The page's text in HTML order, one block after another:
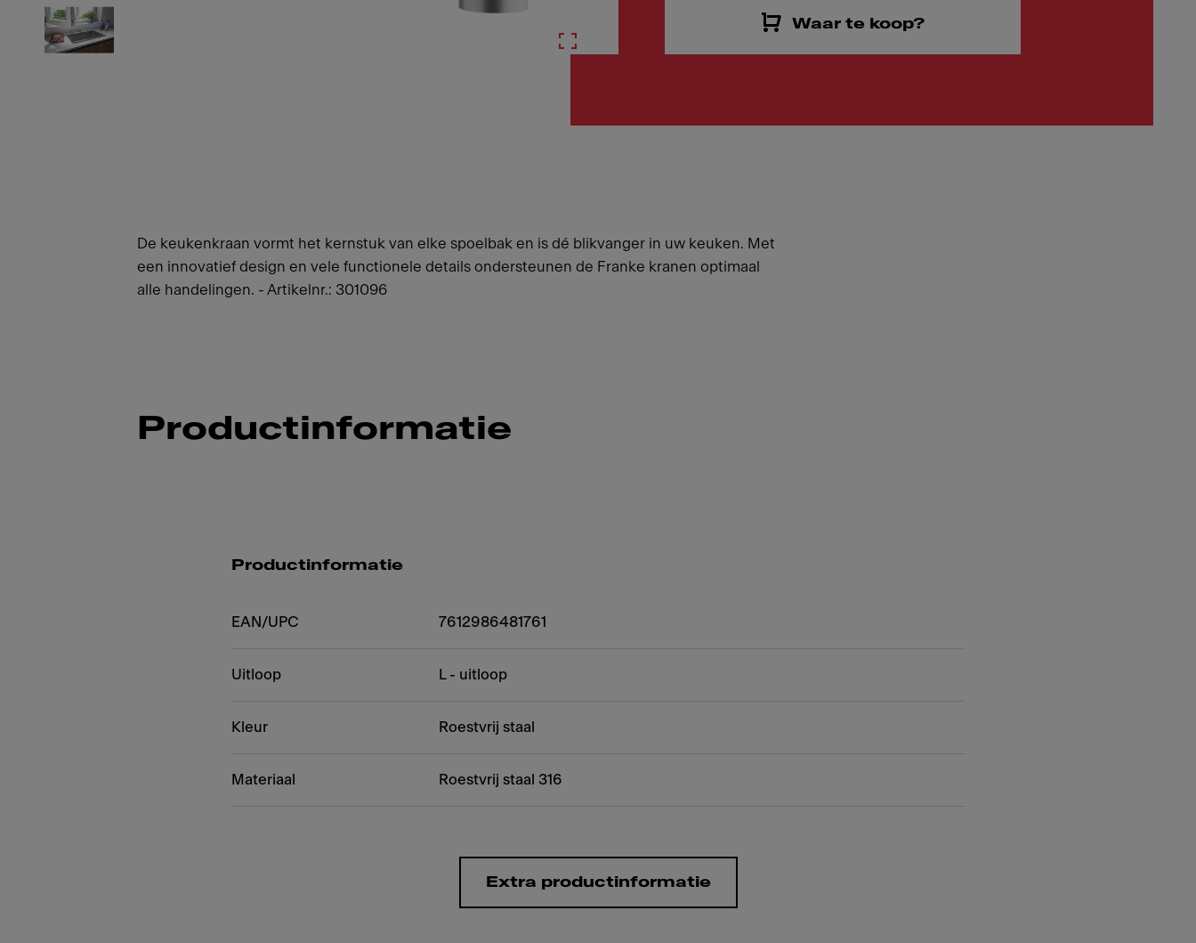
Waar te koop?
De keukenkraan vormt het kernstuk van elke spoelbak en is dé blikvanger in uw keuken. Met
een innovatief design en vele functionele details ondersteunen de Franke kranen optimaal
alle handelingen. - Artikelnr.: 301096
Productinformatie
Productinformatie
EAN/UPC 7612986481761
Uitloop L - uitloop
Kleur Roestvrij staal
Materiaal Roestvrij staal 316
Extra productinformatie